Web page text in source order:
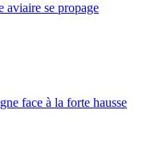
aviaire se propage
face à la forte hausse